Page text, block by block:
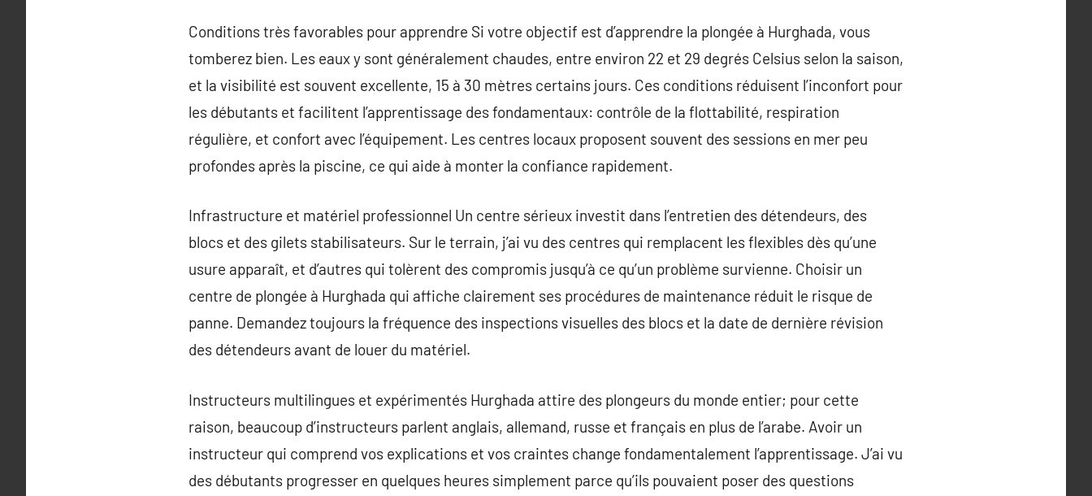
Conditions très favorables pour apprendre Si votre objectif est d’apprendre la plongée à Hurghada, vous
tomberez bien. Les eaux y sont généralement chaudes, entre environ 22 et 29 degrés Celsius selon la saison,
et la visibilité est souvent excellente, 15 à 30 mètres certains jours. Ces conditions réduisent l’inconfort pour
les débutants et facilitent l’apprentissage des fondamentaux: contrôle de la flottabilité, respiration
régulière, et confort avec l’équipement. Les centres locaux proposent souvent des sessions en mer peu
profondes après la piscine, ce qui aide à monter la confiance rapidement.
Infrastructure et matériel professionnel Un centre sérieux investit dans l’entretien des détendeurs, des
blocs et des gilets stabilisateurs. Sur le terrain, j’ai vu des centres qui remplacent les flexibles dès qu’une
usure apparaît, et d’autres qui tolèrent des compromis jusqu’à ce qu’un problème survienne. Choisir un
centre de plongée à Hurghada qui affiche clairement ses procédures de maintenance réduit le risque de
panne. Demandez toujours la fréquence des inspections visuelles des blocs et la date de dernière révision
des détendeurs avant de louer du matériel.
Instructeurs multilingues et expérimentés Hurghada attire des plongeurs du monde entier; pour cette
raison, beaucoup d’instructeurs parlent anglais, allemand, russe et français en plus de l’arabe. Avoir un
instructeur qui comprend vos explications et vos craintes change fondamentalement l’apprentissage. J’ai vu
des débutants progresser en quelques heures simplement parce qu’ils pouvaient poser des questions